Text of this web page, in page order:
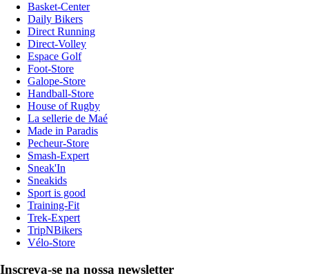
Basket-Center
Daily Bikers
Direct Running
Direct-Volley
Espace Golf
Foot-Store
Galope-Store
Handball-Store
House of Rugby
La sellerie de Maé
Made in Paradis
Pecheur-Store
Smash-Expert
Sneak'In
Sneakids
Sport is good
Training-Fit
Trek-Expert
TripNBikers
Vélo-Store
Inscreva-se na nossa newsletter